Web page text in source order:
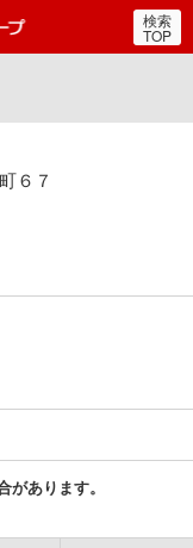
郵便局・日本郵政グルー
検索
TOP
６７
あります。